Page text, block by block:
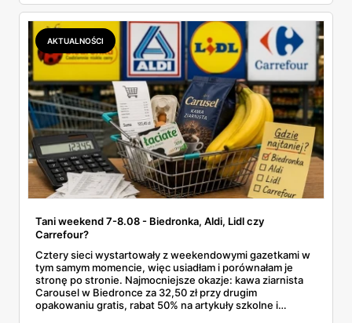
zawsze wygrywa — ta sama kawa ziarnista kosztuje w
Makro ponad dwa razy więcej niż w weekendowej
promocji dyskontu.
AKTUALNOŚCI
Tani weekend 7-8.08 - Biedronka, Aldi, Lidl czy
Carrefour?
Cztery sieci wystartowały z weekendowymi gazetkami w
tym samym momencie, więc usiadłam i porównałam je
stronę po stronie. Najmocniejsze okazje: kawa ziarnista
Carousel w Biedronce za 32,50 zł przy drugim
opakowaniu gratis, rabat 50% na artykuły szkolne i